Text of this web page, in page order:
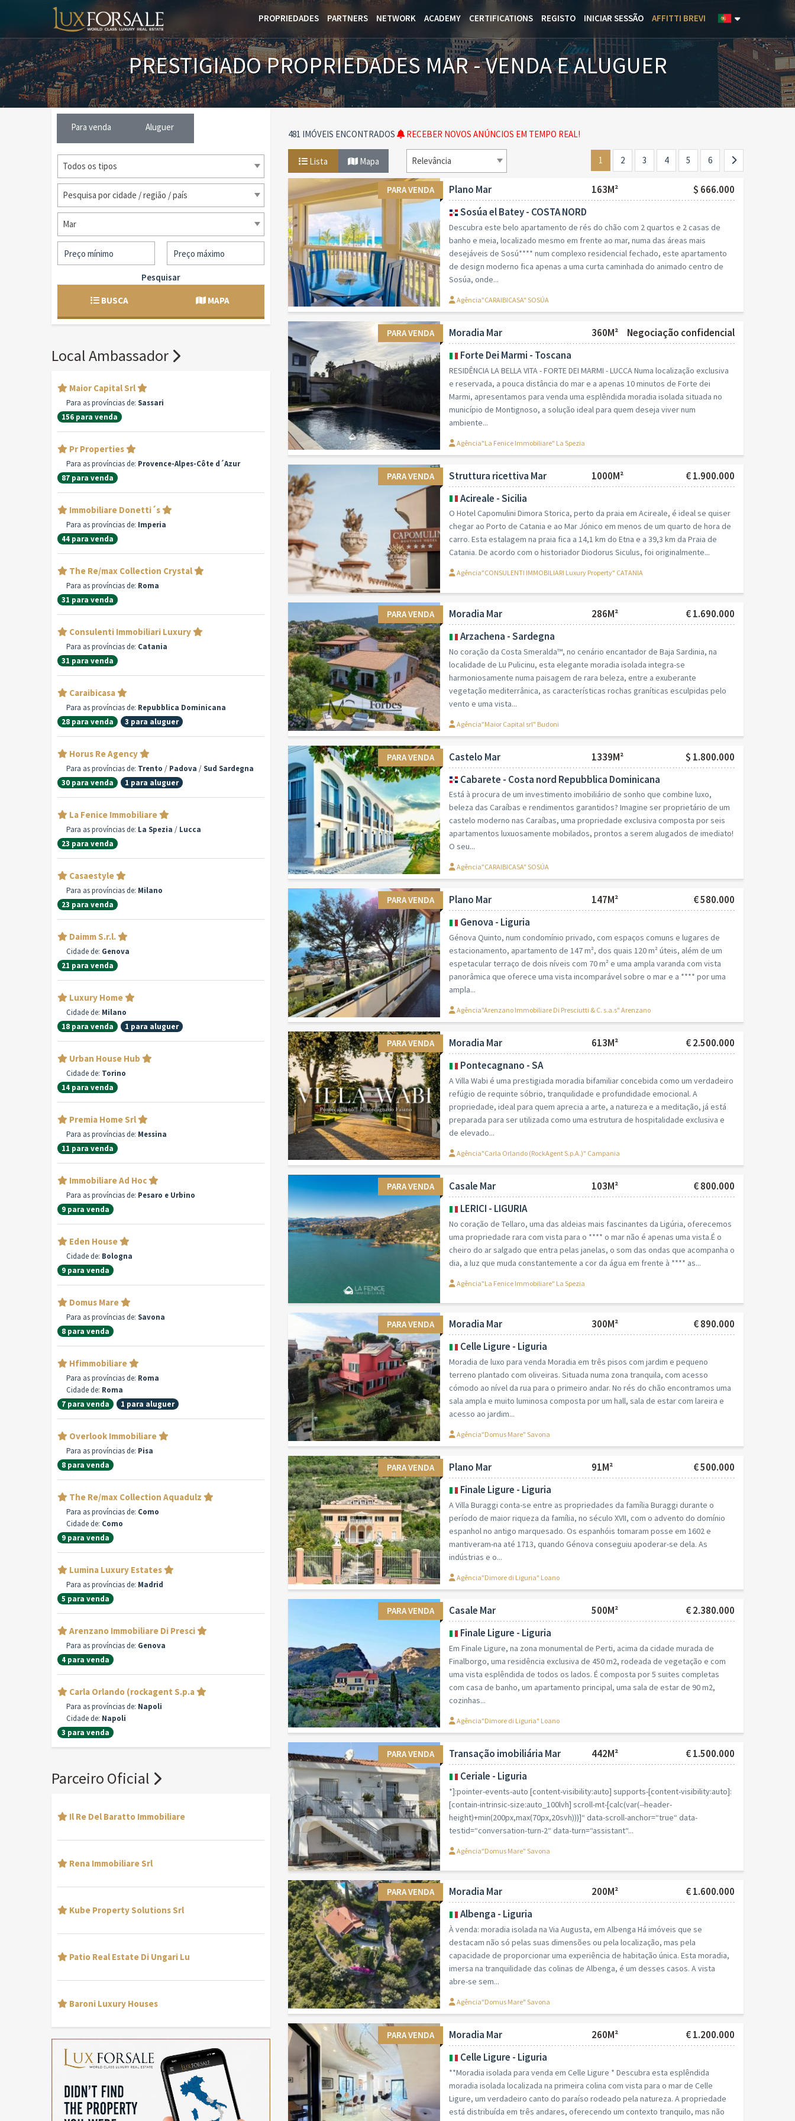
PROPRIEDADES PARTNERS NETWORK ACADEMY CERTIFICATIONS REGISTO INICIAR SESSÃO AFFITTI BREVI
PRESTIGIADO PROPRIEDADES MAR - VENDA E ALUGUER
481 IMÓVEIS ENCONTRADOS RECEBER NOVOS ANÚNCIOS EM TEMPO REAL!
Lista Mapa Relevância 1 2 3 4 5 6
PARA VENDA Plano Mar 163M²
$ 666.000
Sosúa el Batey - COSTA NORD
Descubra este belo apartamento de rés do chão com 2 quartos e 2 casas de
banho e meia, localizado mesmo em frente ao mar, numa das áreas mais
desejáveis de Sosú**** num complexo residencial fechado, este apartamento
de design moderno fica apenas a uma curta caminhada do animado centro de
Sosúa, onde...
Agência"CARAIBICASA" SOSÚA
PARA VENDA Moradia Mar 360M²
Negociação confidencial
Forte Dei Marmi - Toscana
RESIDÊNCIA LA BELLA VITA - FORTE DEI MARMI - LUCCA Numa localização exclusiva
e reservada, a pouca distância do mar e a apenas 10 minutos de Forte dei
Marmi, apresentamos para venda uma esplêndida moradia isolada situada no
município de Montignoso, a solução ideal para quem deseja viver num
ambiente...
Agência"La Fenice Immobiliare" La Spezia
PARA VENDA Struttura ricettiva Mar 1000M²
€ 1.900.000
Acireale - Sicilia
O Hotel Capomulini Dimora Storica, perto da praia em Acireale, é ideal se quiser
chegar ao Porto de Catania e ao Mar Jónico em menos de um quarto de hora de
carro. Esta estalagem na praia fica a 14,1 km do Etna e a 39,3 km da Praia de
Catania. De acordo com o historiador Diodorus Siculus, foi originalmente...
Agência"CONSULENTI IMMOBILIARI Luxury Property" CATANIA
PARA VENDA Moradia Mar 286M²
€ 1.690.000
Arzachena - Sardegna
No coração da Costa Smeralda™, no cenário encantador de Baja Sardinia, na
localidade de Lu Pulicinu, esta elegante moradia isolada integra-se
harmoniosamente numa paisagem de rara beleza, entre a exuberante
vegetação mediterrânica, as características rochas graníticas esculpidas pelo
vento e uma vista...
Agência"Maior Capital srl" Budoni
PARA VENDA Castelo Mar 1339M²
$ 1.800.000
Cabarete - Costa nord Repubblica Dominicana
Está à procura de um investimento imobiliário de sonho que combine luxo,
beleza das Caraíbas e rendimentos garantidos? Imagine ser proprietário de um
castelo moderno nas Caraíbas, uma propriedade exclusiva composta por seis
apartamentos luxuosamente mobilados, prontos a serem alugados de imediato!
O seu...
Agência"CARAIBICASA" SOSÚA
PARA VENDA Plano Mar 147M²
€ 580.000
Genova - Liguria
Génova Quinto, num condomínio privado, com espaços comuns e lugares de
estacionamento, apartamento de 147 m², dos quais 120 m² úteis, além de um
espetacular terraço de dois níveis com 70 m² e uma ampla varanda com vista
panorâmica que oferece uma vista incomparável sobre o mar e a **** por uma
ampla...
Agência"Arenzano Immobiliare Di Presciutti & C. s.a.s" Arenzano
PARA VENDA Moradia Mar 613M²
€ 2.500.000
Pontecagnano - SA
A Villa Wabi é uma prestigiada moradia bifamiliar concebida como um verdadeiro
refúgio de requinte sóbrio, tranquilidade e profundidade emocional. A
propriedade, ideal para quem aprecia a arte, a natureza e a meditação, já está
preparada para ser utilizada como uma estrutura de hospitalidade exclusiva e
de elevado...
Agência"Carla Orlando (RockAgent S.p.A.)" Campania
PARA VENDA Casale Mar 103M²
€ 800.000
LERICI - LIGURIA
No coração de Tellaro, uma das aldeias mais fascinantes da Ligúria, oferecemos
uma propriedade rara com vista para o **** o mar não é apenas uma vista.É o
cheiro do ar salgado que entra pelas janelas, o som das ondas que acompanha o
dia, a luz que muda constantemente a cor da água em frente à **** as...
Agência"La Fenice Immobiliare" La Spezia
PARA VENDA Moradia Mar 300M²
€ 890.000
Celle Ligure - Liguria
Moradia de luxo para venda Moradia em três pisos com jardim e pequeno
terreno plantado com oliveiras. Situada numa zona tranquila, com acesso
cómodo ao nível da rua para o primeiro andar. No rés do chão encontramos uma
sala ampla e muito luminosa composta por um hall, sala de estar com lareira e
acesso ao jardim...
Agência"Domus Mare" Savona
PARA VENDA Plano Mar 91M²
€ 500.000
Finale Ligure - Liguria
A Villa Buraggi conta-se entre as propriedades da família Buraggi durante o
período de maior riqueza da família, no século XVII, com o advento do domínio
espanhol no antigo marquesado. Os espanhóis tomaram posse em 1602 e
mantiveram-na até 1713, quando Génova conseguiu apoderar-se dela. As
indústrias e o...
Agência"Dimore di Liguria" Loano
PARA VENDA Casale Mar 500M²
€ 2.380.000
Finale Ligure - Liguria
Em Finale Ligure, na zona monumental de Perti, acima da cidade murada de
Finalborgo, uma residência exclusiva de 450 m2, rodeada de vegetação e com
uma vista esplêndida de todos os lados. É composta por 5 suites completas
com casa de banho, um apartamento principal, uma sala de estar de 90 m2,
cozinhas...
Agência"Dimore di Liguria" Loano
PARA VENDA Transação imobiliária Mar 442M²
€ 1.500.000
Ceriale - Liguria
*]:pointer-events-auto [content-visibility:auto] supports-[content-visibility:auto]:
[contain-intrinsic-size:auto_100lvh] scroll-mt-[calc(var(--header-
height)+min(200px,max(70px,20svh)))]“ data-scroll-anchor=“true“ data-
testid=“conversation-turn-2“ data-turn=“assistant“...
Agência"Domus Mare" Savona
PARA VENDA Moradia Mar 200M²
€ 1.600.000
Albenga - Liguria
À venda: moradia isolada na Via Augusta, em Albenga Há imóveis que se
destacam não só pelas suas dimensões ou pela localização, mas pela
capacidade de proporcionar uma experiência de habitação única. Esta moradia,
imersa na tranquilidade das colinas de Albenga, é um desses casos. A vista
abre-se sem...
Agência"Domus Mare" Savona
PARA VENDA Moradia Mar 260M²
€ 1.200.000
Celle Ligure - Liguria
**Moradia isolada para venda em Celle Ligure * Descubra esta esplêndida
moradia isolada localizada na primeira colina com vista para o mar de Celle
Ligure, um verdadeiro canto do paraíso rodeado pela natureza. A propriedade
está distribuída em três andares, oferecendo um contexto tranquilo, mas não
Para venda Aluguer
Todos os tipos
Pesquisa por cidade / região / país
Mar
Pesquisar
BUSCA MAPA
Local Ambassador
Maior Capital Srl
Para as províncias de: Sassari
156 para venda
Pr Properties
Para as províncias de: Provence-Alpes-Côte d´Azur
87 para venda
Immobiliare Donetti´s
Para as províncias de: Imperia
44 para venda
The Re/max Collection Crystal
Para as províncias de: Roma
31 para venda
Consulenti Immobiliari Luxury
Para as províncias de: Catania
31 para venda
Caraibicasa
Para as províncias de: Repubblica Dominicana
28 para venda
3 para aluguer
Horus Re Agency
Para as províncias de: Trento / Padova / Sud Sardegna
30 para venda
1 para aluguer
La Fenice Immobiliare
Para as províncias de: La Spezia / Lucca
23 para venda
Casaestyle
Para as províncias de: Milano
23 para venda
Daimm S.r.l.
Cidade de: Genova
21 para venda
Luxury Home
Cidade de: Milano
18 para venda
1 para aluguer
Urban House Hub
Cidade de: Torino
14 para venda
Premia Home Srl
Para as províncias de: Messina
11 para venda
Immobiliare Ad Hoc
Para as províncias de: Pesaro e Urbino
9 para venda
Eden House
Cidade de: Bologna
9 para venda
Domus Mare
Para as províncias de: Savona
8 para venda
Hfimmobiliare
Para as províncias de: Roma
Cidade de: Roma
7 para venda
1 para aluguer
Overlook Immobiliare
Para as províncias de: Pisa
8 para venda
The Re/max Collection Aquadulz
Para as províncias de: Como
Cidade de: Como
9 para venda
Lumina Luxury Estates
Para as províncias de: Madrid
5 para venda
Arenzano Immobiliare Di Presci
Para as províncias de: Genova
4 para venda
Carla Orlando (rockagent S.p.a
Para as províncias de: Napoli
Cidade de: Napoli
3 para venda
Parceiro Oficial
Il Re Del Baratto Immobiliare
Rena Immobiliare Srl
Kube Property Solutions Srl
Patio Real Estate Di Ungari Lu
Baroni Luxury Houses